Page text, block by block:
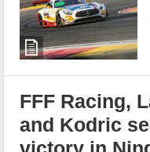
FFF Racing,
and Kodric